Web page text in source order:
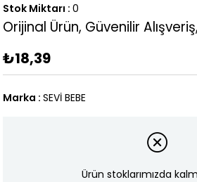
Stok Miktarı : 0
Orijinal Ürün, Güvenilir
₺18,39
Marka : SEVİ BEBE
Ürün stoklarımızda